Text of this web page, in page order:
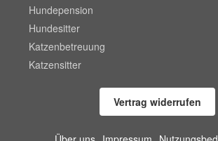
Hundepension
Hundesitter
Katzenbetreuung
Katzensitter
Vertrag widerrufen